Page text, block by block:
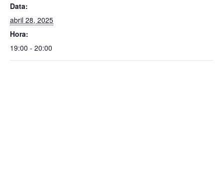
Data:
abril 28, 2025
Hora:
19:00 - 20:00